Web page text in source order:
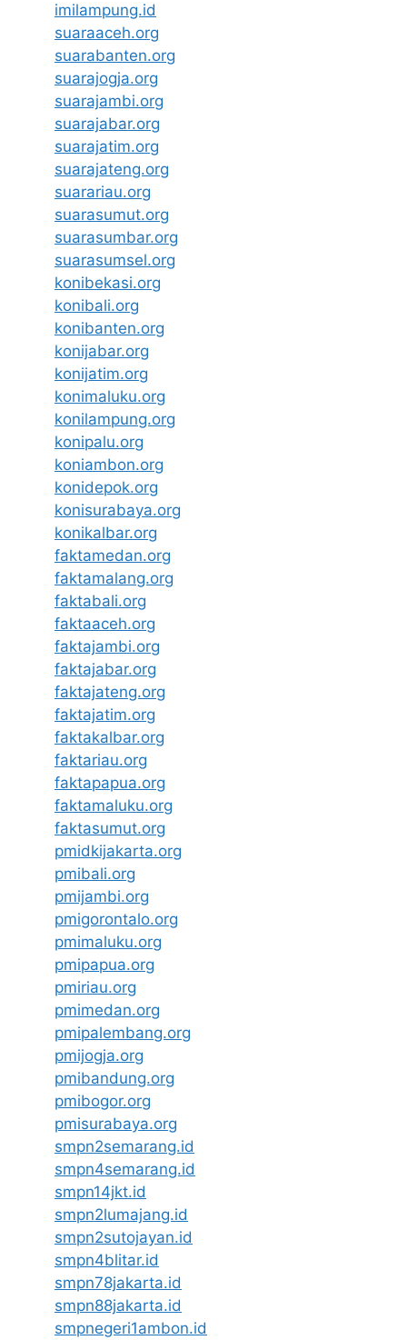
imilampung.id
suaraaceh.org
suarabanten.org
suarajogja.org
suarajambi.org
suarajabar.org
suarajatim.org
suarajateng.org
suarariau.org
suarasumut.org
suarasumbar.org
suarasumsel.org
konibekasi.org
konibali.org
konibanten.org
konijabar.org
konijatim.org
konimaluku.org
konilampung.org
konipalu.org
koniambon.org
konidepok.org
konisurabaya.org
konikalbar.org
faktamedan.org
faktamalang.org
faktabali.org
faktaaceh.org
faktajambi.org
faktajabar.org
faktajateng.org
faktajatim.org
faktakalbar.org
faktariau.org
faktapapua.org
faktamaluku.org
faktasumut.org
pmidkijakarta.org
pmibali.org
pmijambi.org
pmigorontalo.org
pmimaluku.org
pmipapua.org
pmiriau.org
pmimedan.org
pmipalembang.org
pmijogja.org
pmibandung.org
pmibogor.org
pmisurabaya.org
smpn2semarang.id
smpn4semarang.id
smpn14jkt.id
smpn2lumajang.id
smpn2sutojayan.id
smpn4blitar.id
smpn78jakarta.id
smpn88jakarta.id
smpnegeri1ambon.id